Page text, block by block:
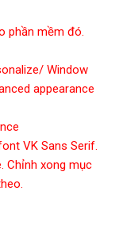
phần mềm đó.
Window
appearance
VK Sans Serif.
Chỉnh xong mục